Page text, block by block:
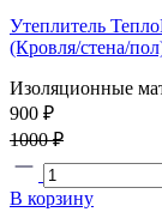
Утеплитель
(Кровля/стена/
Изоляционные
900 ₽
1000 ₽
В корзину